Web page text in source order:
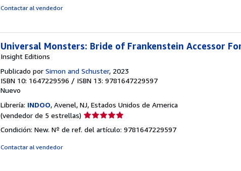
estrellas
Contactar al vendedor
Universal Monsters: Bride of Frankenstein Accessor
Insight Editions
Publicado por Simon and Schuster, 2023
ISBN 10: 1647229596 / ISBN 13: 9781647229597
Nuevo
Librería: INDOO, Avenel, NJ, Estados Unidos de America
(vendedor de 5 estrellas) Calificación
vendedor:
Condición: New. Nº de ref. del artículo: 9781647229597
Contactar al vendedor